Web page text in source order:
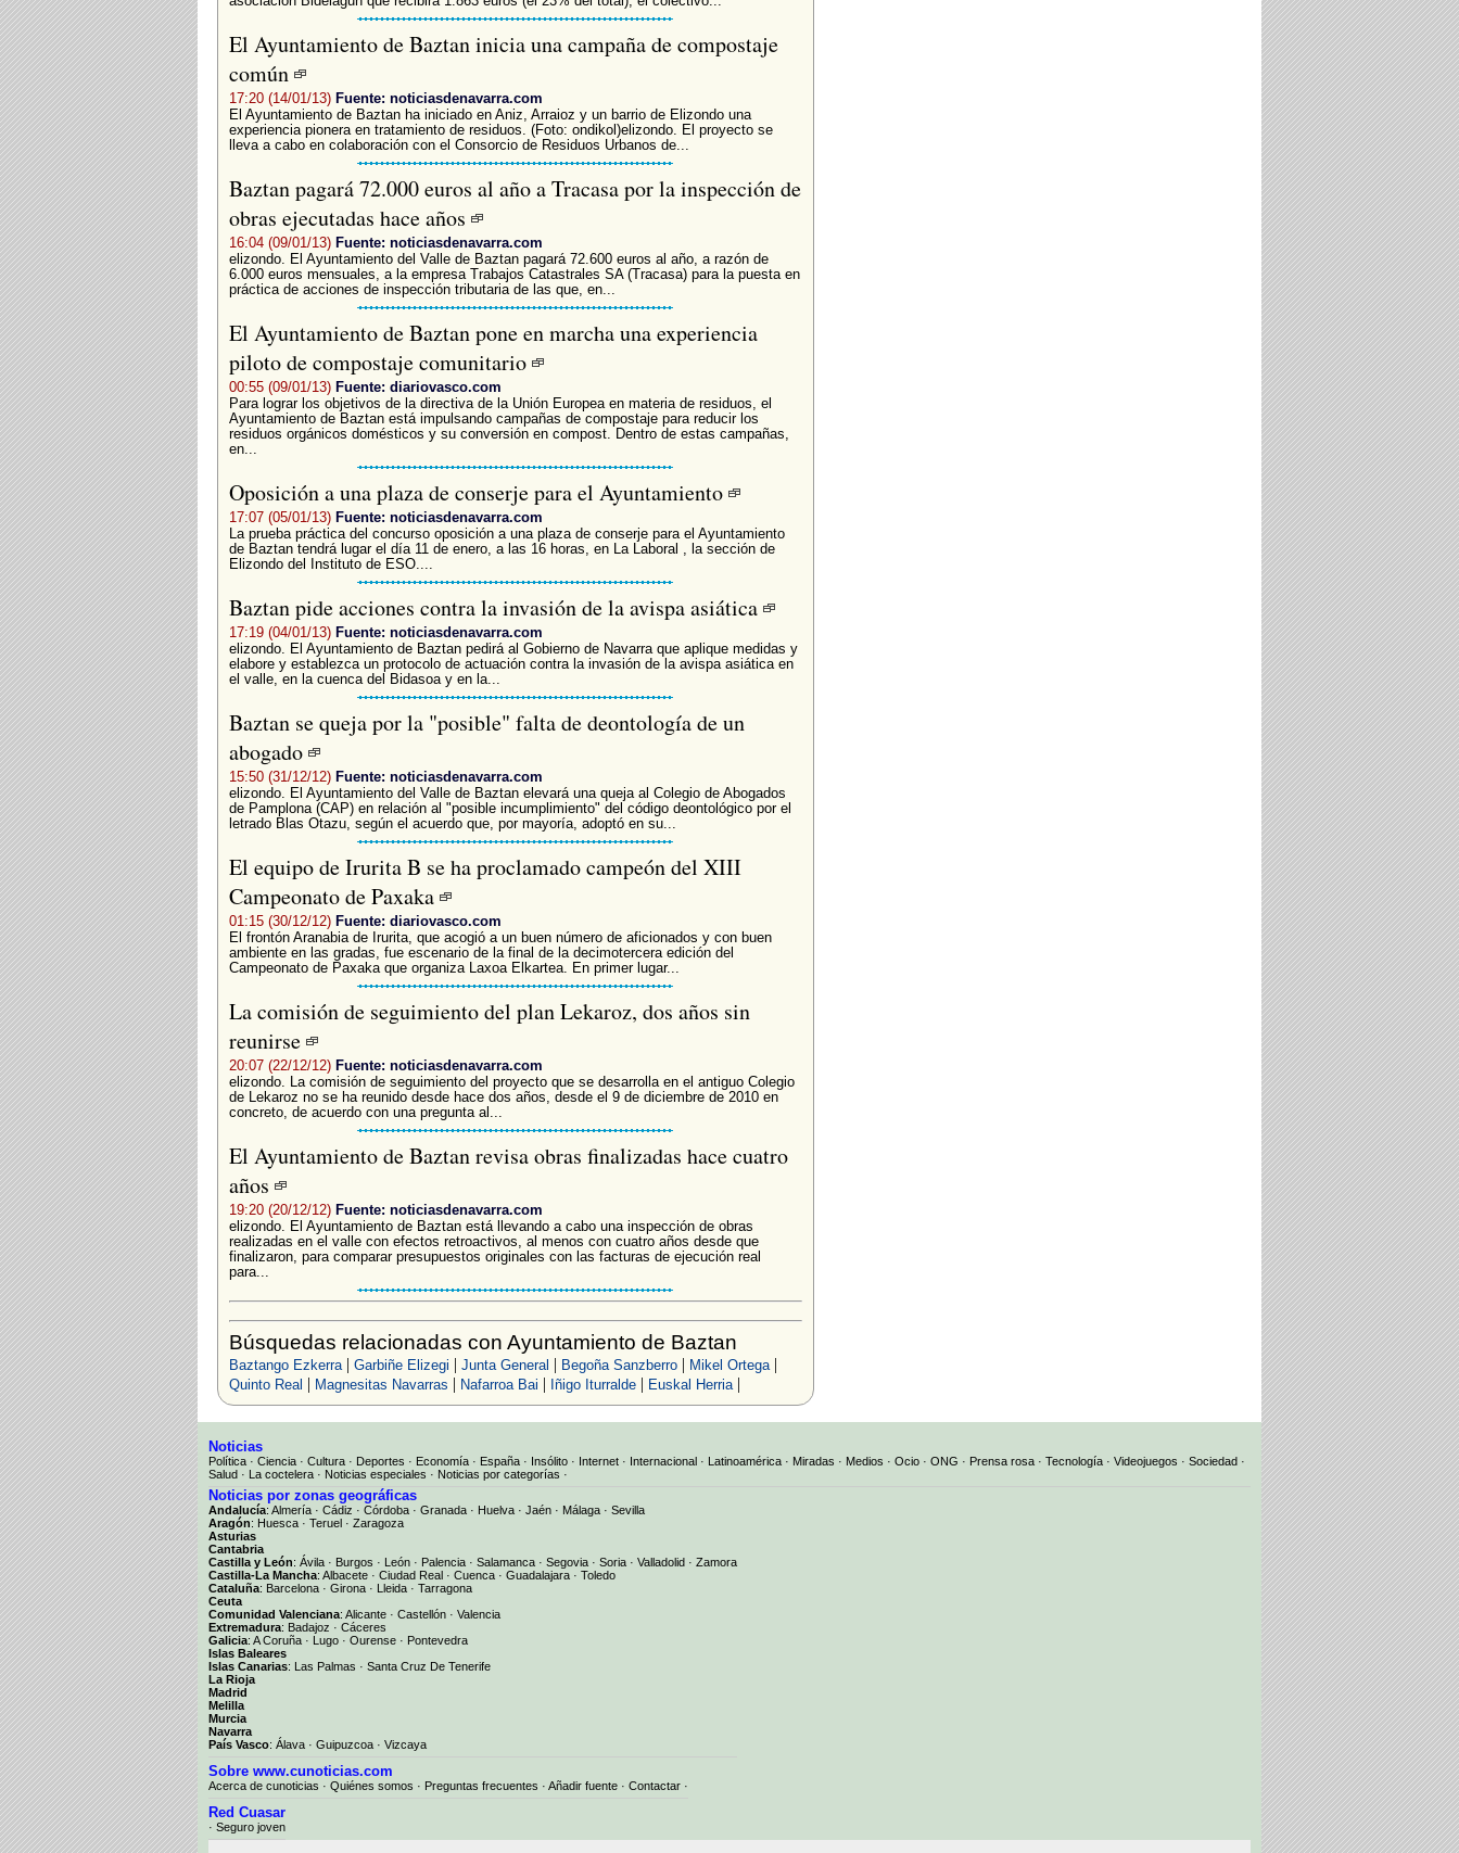
El Ayuntamiento de Baztan inicia una campaña de compostaje
común
17:20 (14/01/13) Fuente: noticiasdenavarra.com
El Ayuntamiento de Baztan ha iniciado en Aniz, Arraioz y un barrio de Elizondo una
experiencia pionera en tratamiento de residuos. (Foto: ondikol)elizondo. El proyecto se
lleva a cabo en colaboración con el Consorcio de Residuos Urbanos de...
Baztan pagará 72.000 euros al año a Tracasa por la inspección de
obras ejecutadas hace años
16:04 (09/01/13) Fuente: noticiasdenavarra.com
elizondo. El Ayuntamiento del Valle de Baztan pagará 72.600 euros al año, a razón de
6.000 euros mensuales, a la empresa Trabajos Catastrales SA (Tracasa) para la puesta en
práctica de acciones de inspección tributaria de las que, en...
El Ayuntamiento de Baztan pone en marcha una experiencia
piloto de compostaje comunitario
00:55 (09/01/13) Fuente: diariovasco.com
Para lograr los objetivos de la directiva de la Unión Europea en materia de residuos, el
Ayuntamiento de Baztan está impulsando campañas de compostaje para reducir los
residuos orgánicos domésticos y su conversión en compost. Dentro de estas campañas,
en...
Oposición a una plaza de conserje para el Ayuntamiento
17:07 (05/01/13) Fuente: noticiasdenavarra.com
La prueba práctica del concurso oposición a una plaza de conserje para el Ayuntamiento
de Baztan tendrá lugar el día 11 de enero, a las 16 horas, en La Laboral , la sección de
Elizondo del Instituto de ESO....
Baztan pide acciones contra la invasión de la avispa asiática
17:19 (04/01/13) Fuente: noticiasdenavarra.com
elizondo. El Ayuntamiento de Baztan pedirá al Gobierno de Navarra que aplique medidas y
elabore y establezca un protocolo de actuación contra la invasión de la avispa asiática en
el valle, en la cuenca del Bidasoa y en la...
Baztan se queja por la "posible" falta de deontología de un
abogado
15:50 (31/12/12) Fuente: noticiasdenavarra.com
elizondo. El Ayuntamiento del Valle de Baztan elevará una queja al Colegio de Abogados
de Pamplona (CAP) en relación al "posible incumplimiento" del código deontológico por el
letrado Blas Otazu, según el acuerdo que, por mayoría, adoptó en su...
El equipo de Irurita B se ha proclamado campeón del XIII
Campeonato de Paxaka
01:15 (30/12/12) Fuente: diariovasco.com
El frontón Aranabia de Irurita, que acogió a un buen número de aficionados y con buen
ambiente en las gradas, fue escenario de la final de la decimotercera edición del
Campeonato de Paxaka que organiza Laxoa Elkartea. En primer lugar...
La comisión de seguimiento del plan Lekaroz, dos años sin
reunirse
20:07 (22/12/12) Fuente: noticiasdenavarra.com
elizondo. La comisión de seguimiento del proyecto que se desarrolla en el antiguo Colegio
de Lekaroz no se ha reunido desde hace dos años, desde el 9 de diciembre de 2010 en
concreto, de acuerdo con una pregunta al...
El Ayuntamiento de Baztan revisa obras finalizadas hace cuatro
años
19:20 (20/12/12) Fuente: noticiasdenavarra.com
elizondo. El Ayuntamiento de Baztan está llevando a cabo una inspección de obras
realizadas en el valle con efectos retroactivos, al menos con cuatro años desde que
finalizaron, para comparar presupuestos originales con las facturas de ejecución real
para...
Búsquedas relacionadas con Ayuntamiento de Baztan
Baztango Ezkerra| Garbiñe Elizegi | Junta General | Begoña Sanzberro| Mikel Ortega|
Quinto Real | Magnesitas Navarras | Nafarroa Bai | Iñigo Iturralde| Euskal Herria|
Noticias
Política · Ciencia · Cultura · Deportes · Economía · España · Insólito · Internet · Internacional · Latinoamérica · Miradas · Medios · Ocio · ONG · Prensa rosa · Tecnología · Videojuegos · Sociedad ·
Salud · La coctelera · Noticias especiales · Noticias por categorías ·
Noticias por zonas geográficas
Andalucía: Almería · Cádiz · Córdoba · Granada · Huelva · Jaén · Málaga · Sevilla
Aragón: Huesca · Teruel · Zaragoza
Asturias
Cantabria
Castilla y León: Ávila · Burgos · León · Palencia · Salamanca · Segovia · Soria · Valladolid · Zamora
Castilla-La Mancha: Albacete · Ciudad Real · Cuenca · Guadalajara · Toledo
Cataluña: Barcelona · Girona · Lleida · Tarragona
Ceuta
Comunidad Valenciana: Alicante · Castellón · Valencia
Extremadura: Badajoz · Cáceres
Galicia: A Coruña · Lugo · Ourense · Pontevedra
Islas Baleares
Islas Canarias: Las Palmas · Santa Cruz De Tenerife
La Rioja
Madrid
Melilla
Murcia
Navarra
País Vasco: Álava · Guipuzcoa · Vizcaya
Sobre www.cunoticias.com
Acerca de cunoticias · Quiénes somos · Preguntas frecuentes · Añadir fuente · Contactar ·
Red Cuasar
· Seguro joven